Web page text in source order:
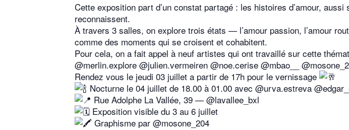
Cette exposition part d’un constat partagé : les histoires d’amour,
reconnaissent.
À travers 3 salles, on explore trois états — l’amour passion, l’amour
comme des moments qui se croisent et cohabitent.
Pour cela, on a fait appel à neuf artistes qui ont travaillé sur cette
@merlin.explore @julien.vermeiren @noe.cerise @mbao__
Rendez vous le jeudi 03 juillet a partir de 17h pour le vernissage
Nocturne le 04 juillet de 18.00 à 01.00 avec @urva.estreva
Rue Adolphe La Vallée, 39 — @lavallee_bxl
Exposition visible du 3 au 6 juillet
Graphisme par @mosone_204